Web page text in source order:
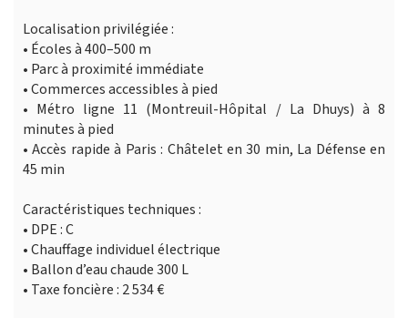
Localisation privilégiée :
• Écoles à 400–500 m
• Parc à proximité immédiate
• Commerces accessibles à pied
• Métro ligne 11 (Montreuil-Hôpital / La Dhuys) à 8
minutes à pied
• Accès rapide à Paris : Châtelet en 30 min, La Défense en
45 min
Caractéristiques techniques :
• DPE : C
• Chauffage individuel électrique
• Ballon d’eau chaude 300 L
• Taxe foncière : 2 534 €